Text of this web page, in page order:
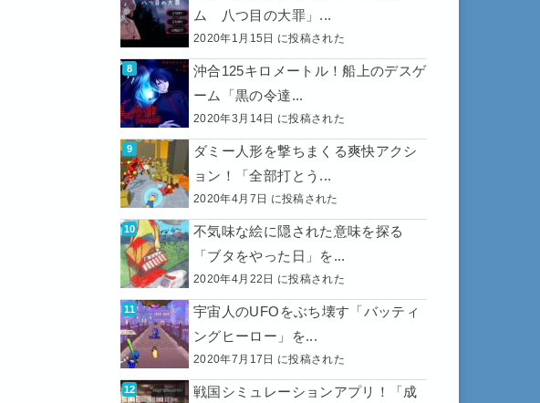
ム 八つ目の大罪」...
2020年1月15日 に投稿された
沖合125キロメートル！船上のデスゲ
ーム「黒の令達...
2020年3月14日 に投稿された
ダミー人形を撃ちまくる爽快アクシ
ョン！「全部打とう...
2020年4月7日 に投稿された
不気味な絵に隠された意味を探る
「ブタをやった日」を...
2020年4月22日 に投稿された
宇宙人のUFOをぶち壊す「バッティ
ングヒーロー」を...
2020年7月17日 に投稿された
戦国シミュレーションアプリ！「成